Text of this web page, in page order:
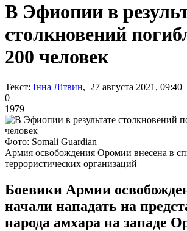
В Эфиопии в
столкновений
200 человек
Текст: Інна Літвин, 27 августа 2021, 09:40
0
1979
Фото: Somali Guardian
Армия освобождения Оромии внесена в
террористических организаций
Боевики Армии
начали нападать на
народа амхара на западе